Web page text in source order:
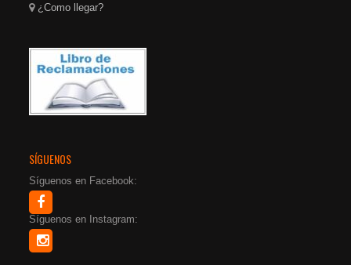
¿Como llegar?
SÍGUENOS
Síguenos en Facebook:
Síguenos en Instagram: